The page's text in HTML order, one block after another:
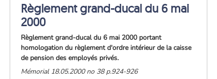
Règlement grand-ducal du 6 mai
2000
Règlement grand-ducal du 6 mai 2000 portant
homologation du règlement d'ordre intérieur de la caisse
de pension des employés privés.
Mémorial 18.05.2000 no 38 p.924-926